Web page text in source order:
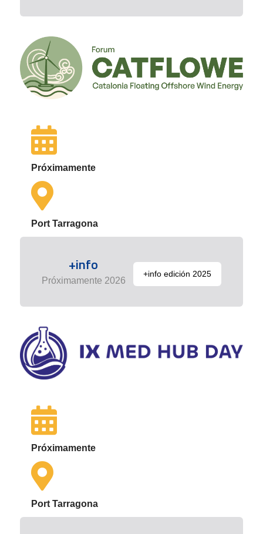
Próximamente
Port Tarragona
+info
Próximamente 2026
+info edición 2025
Próximamente
Port Tarragona